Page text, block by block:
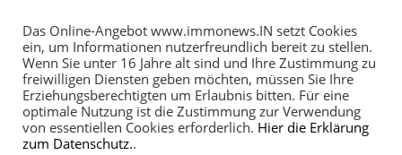
MENU
Das Online-Angebot www.immonews.IN setzt Cookies
ein, um Informationen nutzerfreundlich bereit zu stellen.
Wenn Sie unter 16 Jahre alt sind und Ihre Zustimmung zu
freiwilligen Diensten geben möchten, müssen Sie Ihre
Erziehungsberechtigten um Erlaubnis bitten. Für eine
optimale Nutzung ist die Zustimmung zur Verwendung
von essentiellen Cookies erforderlich. Hier die Erklärung
zum Datenschutz..